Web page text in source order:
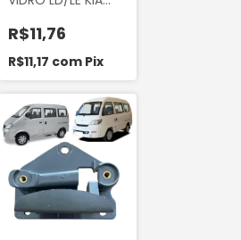
TOPIC 1994 A 1999
KOREA K71072533
R$11,76
R$11,17 com Pix